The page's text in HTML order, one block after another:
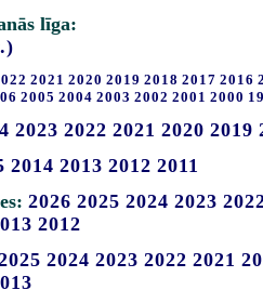
līga:
2021 2020 2019 2018 2017 2016
2005 2004 2003 2002 2001 2000
2023 2022 2021 2020 2019
2014 2013 2012 2011
2026 2025 2024 2023
2012
2024 2023 2022 2021